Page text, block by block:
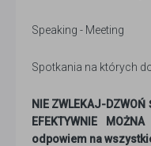
Speaking - Meeting
Spotkania na których
NIE ZWLEKAJ-
EFEKTYWNIE
odpowiem na